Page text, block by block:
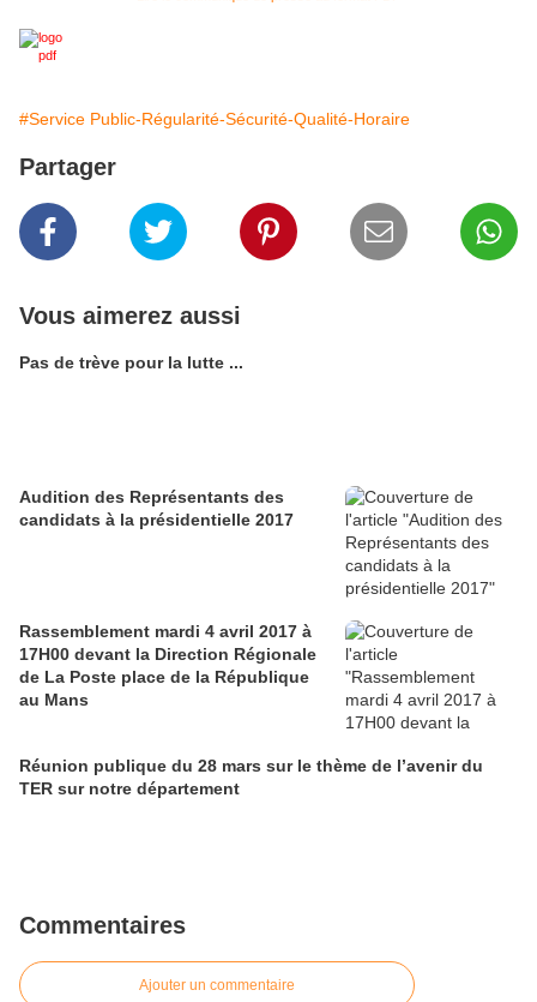
#Service Public-Régularité-Sécurité-Qualité-Horaire
Partager
Vous aimerez aussi
Pas de trève pour la lutte ...
Audition des Représentants des
candidats à la présidentielle 2017
Rassemblement mardi 4 avril 2017 à
17H00 devant la Direction Régionale
de La Poste place de la République
au Mans
Réunion publique du 28 mars sur le thème de l’avenir du
TER sur notre département
Commentaires
Ajouter un commentaire